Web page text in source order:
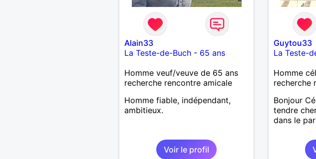
Alain33
La Teste-de-Buch- 65 ans
Homme veuf/veuve de 65 ans
recherche rencontre amicale
Homme fiable, indépendant,
ambitieux.
Voir le profil
Guytou33
La Teste-
Homme
recherche
Bonjour
tendre
dans le